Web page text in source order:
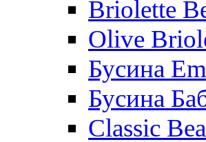
Briolette
Olive
Бусина
Бусина
Classic